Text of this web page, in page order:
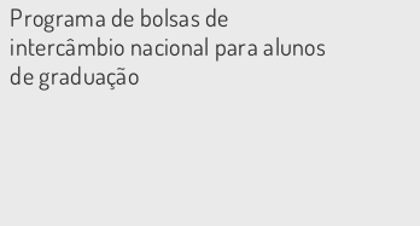
Programa de bolsas de
intercâmbio nacional para alunos
de graduação